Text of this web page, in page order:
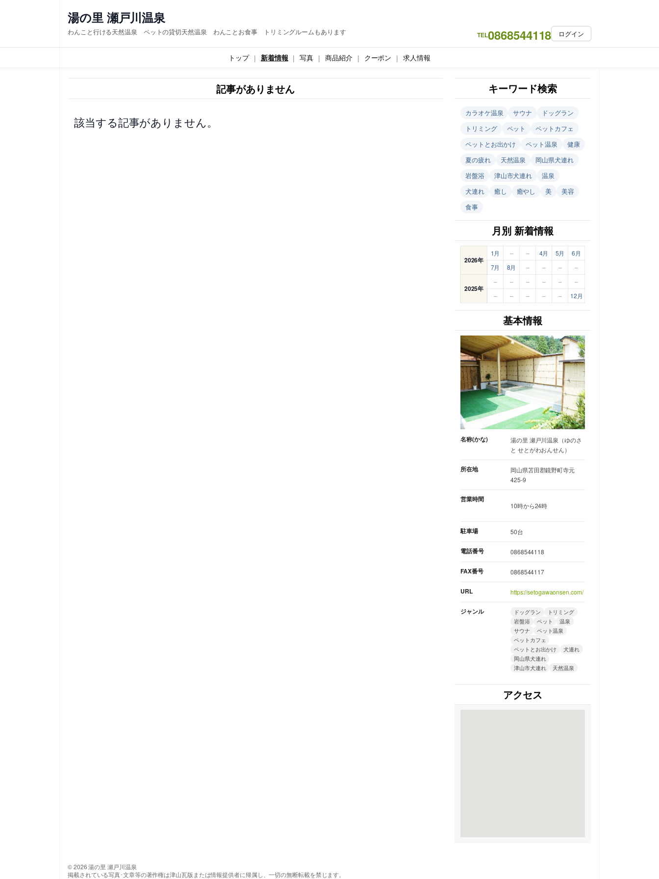
ス
キ
湯の里 瀬戸川温泉
わんこと行ける天然温泉 ペットの貸切天然温泉 わんことお食事 トリミングルームもあります TEL0868544118 ログイン
トップ 新着情報 写真 商品紹介 クーポン 求人情報
記事がありません
該当する記事がありません。
キーワード検索
カラオケ温泉 サウナ
ドッグラン
トリミング
ペット
ペットカフェ
ペットとお出かけ
ペット温泉
健康
夏の疲れ
天然温泉
岡山県犬連れ
岩盤浴
津山市犬連れ
温泉
犬連れ
癒し 癒やし 美
美容
食事
月別 新着情報
2026年
1月 – – 4月 5月
6月
7月
8月 – – – –
2025年
– – – – –
–
–
– – – – 12月
基本情報
名称(かな)
湯の里 瀬戸川温泉（ゆのさ
と せとがわおんせん）
所在地
岡山県苫田郡鏡野町寺元
425-9
営業時間
10時から24時
駐車場 50台
電話番号 0868544118
FAX番号 0868544117
URL https://setogawaonsen.com/
ジャンル ドッグラン
トリミング
岩盤浴
ペット
温泉
サウナ
ペット温泉
ペットカフェ
ペットとお出かけ
犬連れ
岡山県犬連れ
津山市犬連れ
天然温泉
アクセス
© 2026 湯の里 瀬戸川温泉
掲載されている写真･文章等の著作権は津山瓦版または情報提供者に帰属し、一切の無断転載を禁じます。